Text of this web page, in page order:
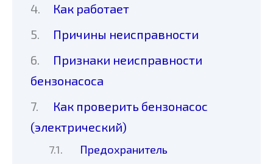
Как работает
Причины неисправности
Признаки неисправности
бензонасоса
Как проверить бензонасос
(электрический)
Предохранитель